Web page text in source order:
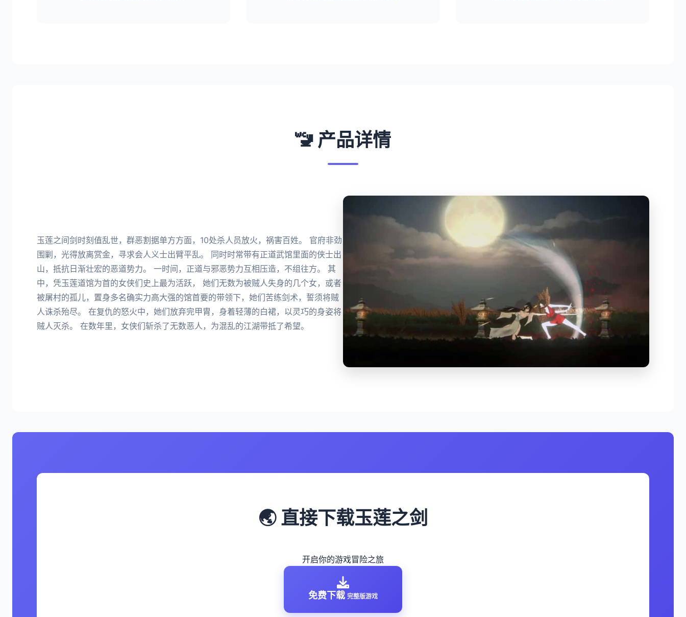
🚾 产品详情
玉莲之间剑时刻值乱世，群恶割据单方方面，10处杀人员放火，祸害百姓。 官府非劲
围剿，光得放离赏金，寻求会人义士出臂平乱。 同时时常带有正道武馆里面的侠士出
山，抵抗日渐壮宏的恶道势力。 一时间，正道与邪恶势力互相压造，不组往方。 其
中，凭玉莲道馆为首的女侠们史上最为活跃， 她们无数为被贼人失身的几个女，或者
被屠村的孤儿，置身多名确实力高大强的馆首要的带领下，她们苦练剑术，誓须将贼
人诛杀殆尽。 在复仇的怒火中，她们放弃完甲胄，身着轻薄的白裙，以灵巧的身姿将
贼人灭杀。 在数年里，女侠们斩杀了无数恶人，为混乱的江湖带抵了希望。
🌏 直接下载玉莲之剑
开启你的游戏冒险之旅
免费下载 完整版游戏